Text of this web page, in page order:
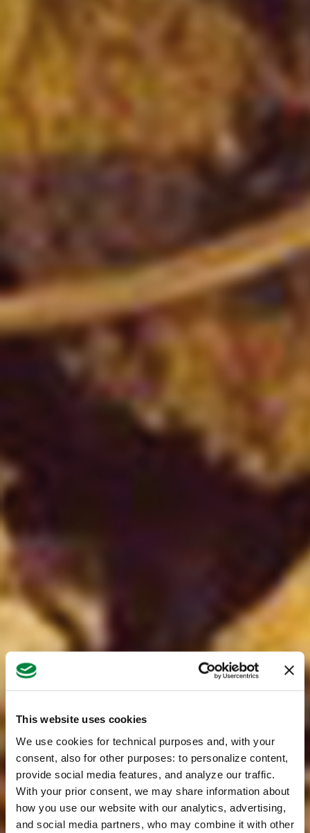
This website uses cookies
We use cookies for technical purposes and, with your
consent, also for other purposes: to personalize content,
provide social media features, and analyze our traffic.
With your prior consent, we may share information about
how you use our website with our analytics, advertising,
and social media partners, who may combine it with other